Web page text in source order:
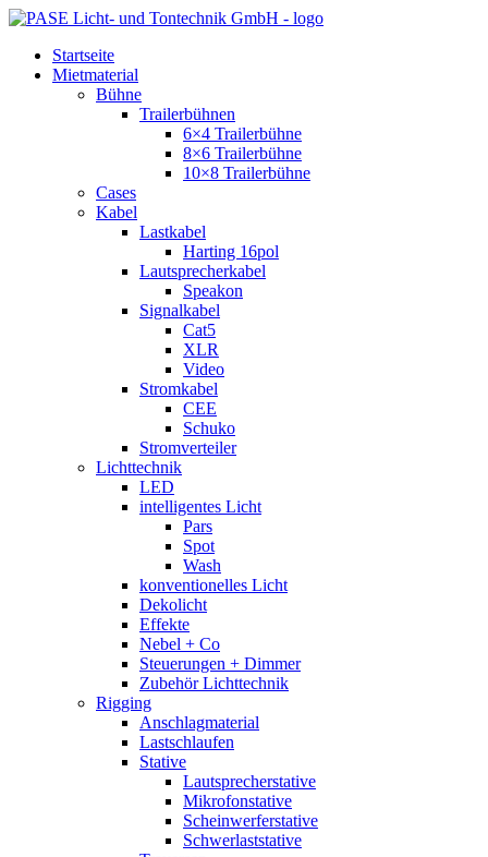
Zum
springenStartseite
Mietmaterial
Bühne
Trailerbühnen
6×4 Trailerbühne
8×6 Trailerbühne
10×8 Trailerbühne
Cases
Kabel
Lastkabel
Harting 16pol
Lautsprecherkabel
Speakon
Signalkabel
Cat5
XLR
Video
Stromkabel
CEE
Schuko
Stromverteiler
Lichttechnik
LED
intelligentes Licht
Pars
Spot
Wash
konventionelles Licht
Dekolicht
Effekte
Nebel + Co
Steuerungen + Dimmer
Zubehör Lichttechnik
Rigging
Anschlagmaterial
Lastschlaufen
Stative
Lautsprecherstative
Mikrofonstative
Scheinwerferstative
Schwerlaststative